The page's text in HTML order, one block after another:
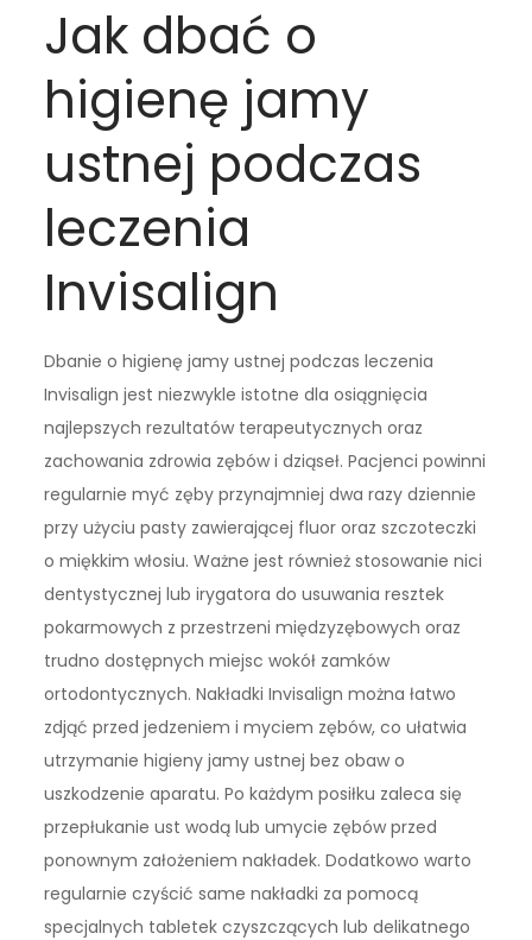
Jak dbać o
higienę jamy
ustnej podczas
leczenia
Invisalign
Dbanie o higienę jamy ustnej podczas leczenia
Invisalign jest niezwykle istotne dla osiągnięcia
najlepszych rezultatów terapeutycznych oraz
zachowania zdrowia zębów i dziąseł. Pacjenci powinni
regularnie myć zęby przynajmniej dwa razy dziennie
przy użyciu pasty zawierającej fluor oraz szczoteczki
o miękkim włosiu. Ważne jest również stosowanie nici
dentystycznej lub irygatora do usuwania resztek
pokarmowych z przestrzeni międzyzębowych oraz
trudno dostępnych miejsc wokół zamków
ortodontycznych. Nakładki Invisalign można łatwo
zdjąć przed jedzeniem i myciem zębów, co ułatwia
utrzymanie higieny jamy ustnej bez obaw o
uszkodzenie aparatu. Po każdym posiłku zaleca się
przepłukanie ust wodą lub umycie zębów przed
ponownym założeniem nakładek. Dodatkowo warto
regularnie czyścić same nakładki za pomocą
specjalnych tabletek czyszczących lub delikatnego